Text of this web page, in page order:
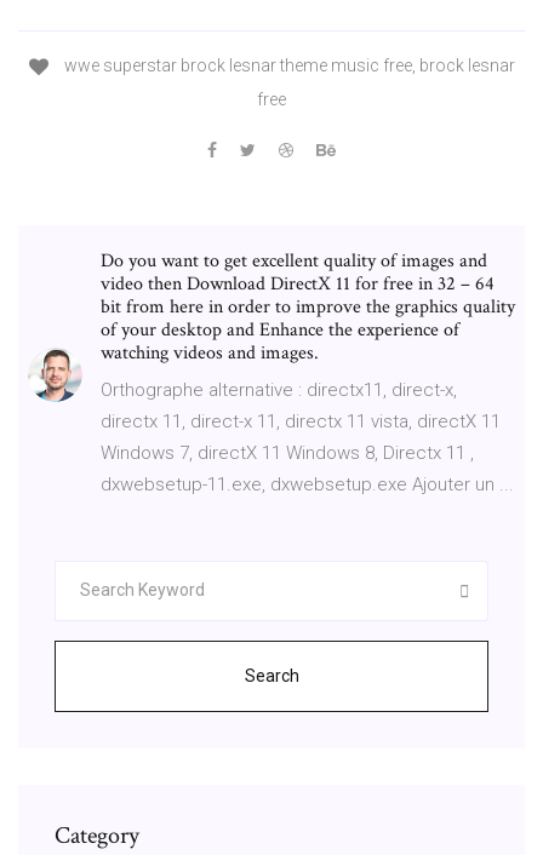
wwe superstar brock lesnar theme music free, brock lesnar
free
Do you want to get excellent quality of images and
video then Download DirectX 11 for free in 32 – 64
bit from here in order to improve the graphics quality
of your desktop and Enhance the experience of
watching videos and images.
Orthographe alternative : directx11, direct-x,
directx 11, direct-x 11, directx 11 vista, directX 11
Windows 7, directX 11 Windows 8, Directx 11 ,
dxwebsetup-11.exe, dxwebsetup.exe Ajouter un ...
Search
Category